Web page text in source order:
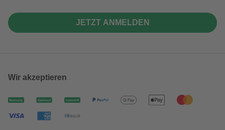
JETZT ANMELDEN
Wir akzeptieren